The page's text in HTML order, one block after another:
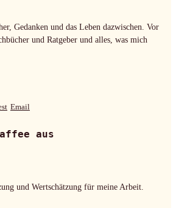
Gedanken und das Leben dazwischen. Vor
und Ratgeber und alles, was mich
Email
aus
und Wertschätzung für meine Arbeit.